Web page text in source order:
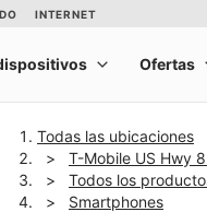
Todas las ubicaciones
T-Mobile US Hwy
Todos los
Smartphones